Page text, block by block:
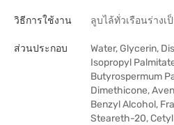
วิธีการใช้งาน ลูบไล้ทั่วเรือนร่างเ
ส่วนประกอบ
Water, Glycerin,
Isopropyl
Butyrospermum
Dimethicone,
Benzyl Alcohol,
Steareth-20,